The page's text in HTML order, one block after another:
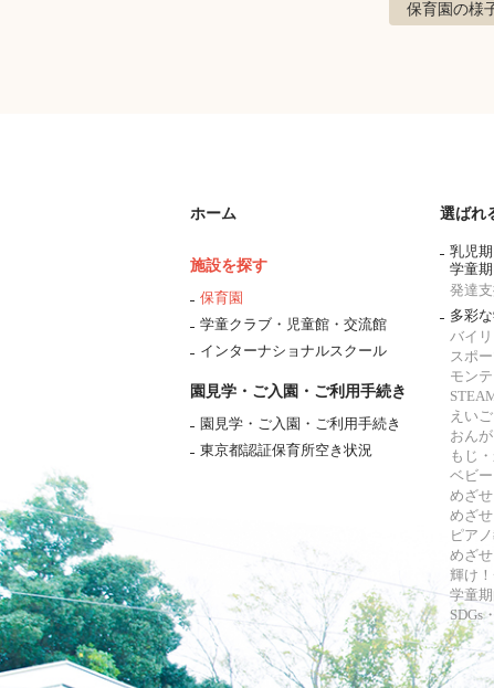
保育園の様
ホーム
施設を探す
保育園
学童クラブ・児童館・交流館
インターナショナルスクール
園見学・ご入園・ご利用手続き
園見学・ご入園・ご利用手続き
東京都認証保育所空き状況
選ばれ
乳児
学童
発達
多彩
バイ
スポ
モン
えいご
おんが
もじ
ベビ
めざ
めざ
ピア
めざ
輝け
学童
SDGs